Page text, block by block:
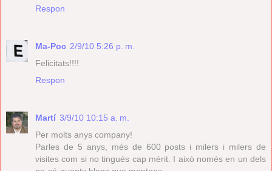
Respon
Ma-Poc 2/9/10 5:26 p. m.
Felicitats!!!!
Respon
Martí 3/9/10 10:15 a. m.
Per molts anys company!
Parles de 5 anys, més de 600 posts i milers i milers de
visites com si no tingués cap mèrit. I això només en un dels